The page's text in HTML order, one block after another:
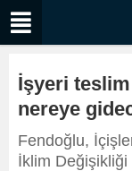
İşyeri teslim
nereye
Fendoğlu,
İklim Değişikliği